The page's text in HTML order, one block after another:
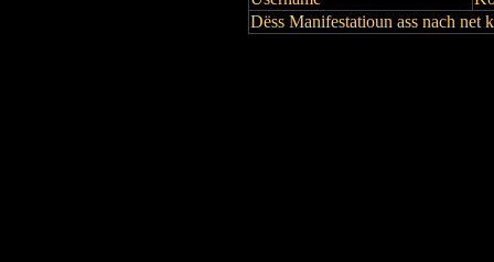
Dëss Manifestatioun ass nach net